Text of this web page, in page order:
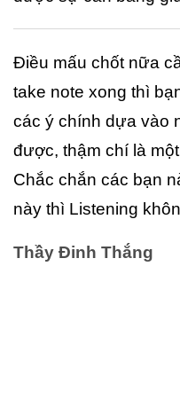
Điều mấu chốt nữa
take note xong thì
các ý chính dựa vào
được, thậm chí là
Chắc chắn các bạn
này thì Listening
Thầy Đinh Thắng